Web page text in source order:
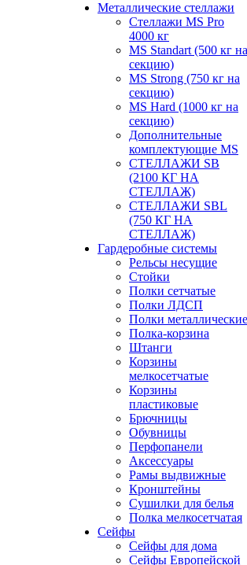
Металлические стеллажи
Стеллажи MS Pro
4000 кг
MS Standart (500 кг на
секцию)
MS Strong (750 кг на
секцию)
MS Hard (1000 кг на
секцию)
Дополнительные
комплектующие MS
СТЕЛЛАЖИ SB
(2100 КГ НА
СТЕЛЛАЖ)
СТЕЛЛАЖИ SBL
(750 КГ НА
СТЕЛЛАЖ)
Гардеробные системы
Рельсы несущие
Стойки
Полки сетчатые
Полки ЛДСП
Полки металлические
Полка-корзина
Штанги
Корзины
мелкосетчатые
Корзины
пластиковые
Брючницы
Обувницы
Перфопанели
Аксессуары
Рамы выдвижные
Кронштейны
Сушилки для белья
Полка мелкосетчатая
Сейфы
Сейфы для дома
Сейфы Европейской